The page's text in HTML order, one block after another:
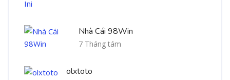
Nhà Cái 98Win
7 Tháng tám
olxtoto